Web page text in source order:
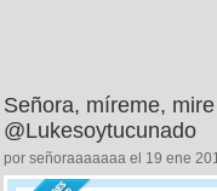
Señora, míreme,
@Lukesoytucunado
por señoraaaaaaa el 19 ene